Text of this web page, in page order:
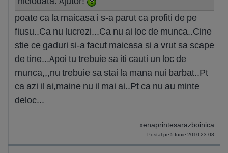
poate ca la maicasa i s-a parut ca profiti de pe
fiusu..Ca nu lucrezi...Ca nu ai loc de munca..Cine
stie ce gaduri si-a facut maicasa si a vrut sa scape
de tine...Apoi tu trebuie sa iti cauti un loc de
munca,,,nu trebuie sa stai la mana nui barbat..Pt
ca azi il ai,maine nu il mai ai..Pt ca nu au minte
deloc...
xenaprintesarazboinica
Postat pe 5 Iunie 2010 23:08